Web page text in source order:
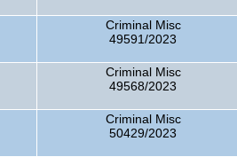
Criminal Misc
49591/2023
Criminal Misc
49568/2023
Criminal Misc
50429/2023